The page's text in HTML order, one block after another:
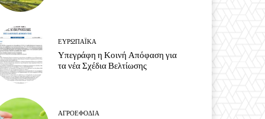
ΕΥΡΩΠΑΪΚΆ
Υπεγράφη η Κοινή Απόφαση για
τα νέα Σχέδια Βελτίωσης
ΑΓΡΟΕΦΌΔΙΑ